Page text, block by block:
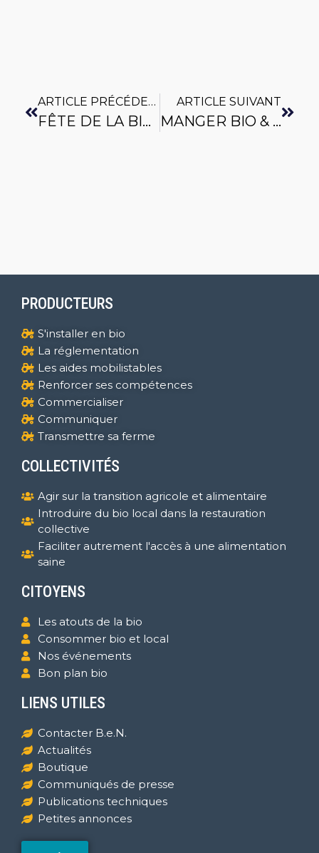
ARTICLE PRÉCÉDENT
FÊTE DE LA BIO 2024 | Du 25 Au 26 Mai Aux Trois Pierres (76)
ARTICLE SUIVANT
MANGER BIO & LOCAL, C’EST L’IDÉAL ! En Restauration Collective | Plus De 70 Établissements Inscrits Sur Cette Édition 2024
PRODUCTEURS
S'installer en bio
La réglementation
Les aides mobilistables
Renforcer ses compétences
Commercialiser
Communiquer
Transmettre sa ferme
COLLECTIVITÉS
Agir sur la transition agricole et alimentaire
Introduire du bio local dans la restauration
collective
Faciliter autrement l'accès à une alimentation
saine
CITOYENS
Les atouts de la bio
Consommer bio et local
Nos événements
Bon plan bio
LIENS UTILES
Contacter B.e.N.
Actualités
Boutique
Communiqués de presse
Publications techniques
Petites annonces